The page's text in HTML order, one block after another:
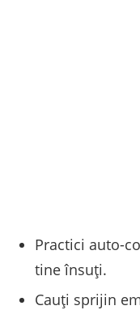
Practici auto-
tine însuți.
Cauți sprijin